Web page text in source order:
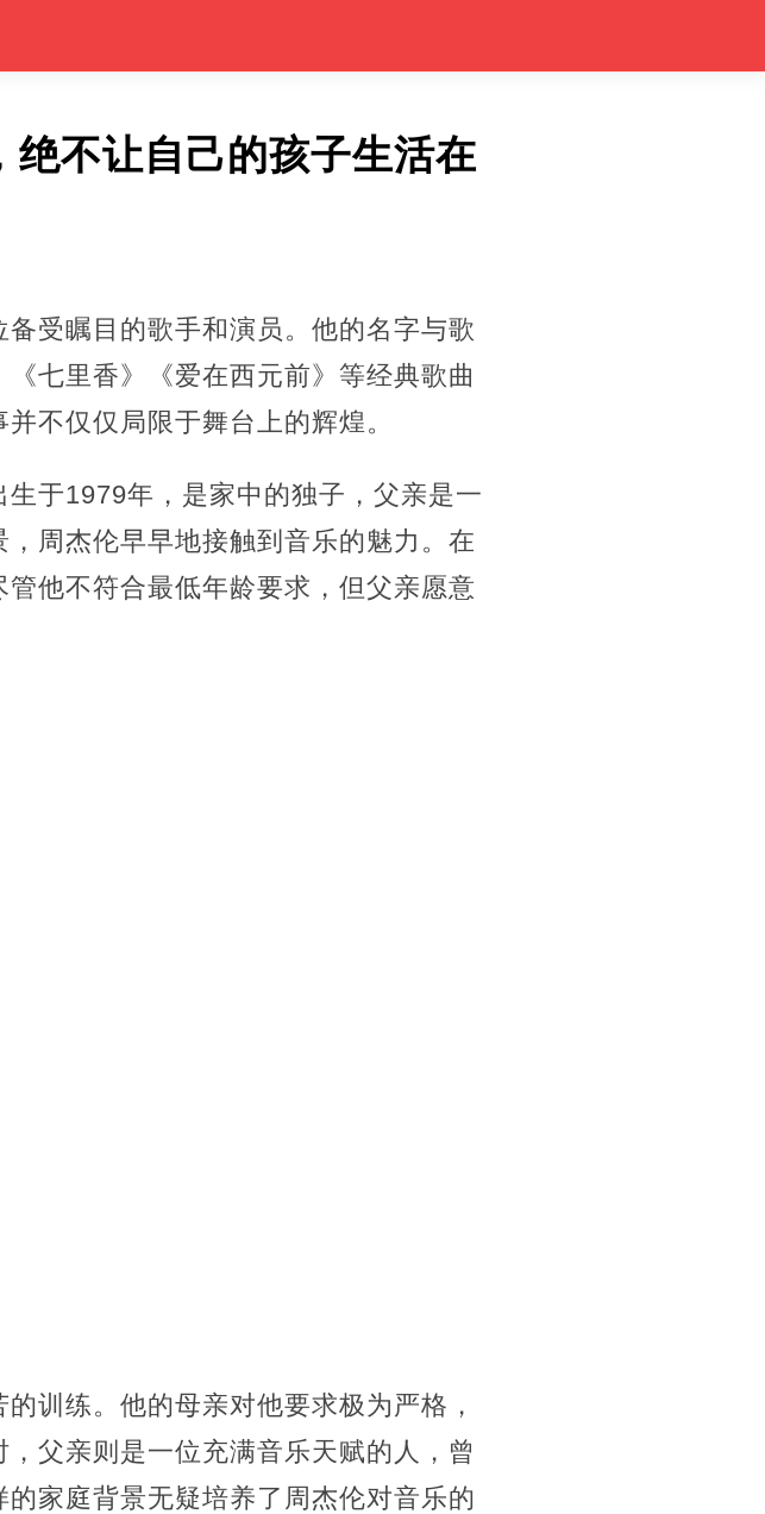
绝不让自己的孩子生活在
受瞩目的歌手和演员。他的名字与歌
七里香》《爱在西元前》等经典歌曲
不仅仅局限于舞台上的辉煌。
于1979年，是家中的独子，父亲是一
，周杰伦早早地接触到音乐的魅力。在
他不符合最低年龄要求，但父亲愿意
训练。他的母亲对他要求极为严格，
父亲则是一位充满音乐天赋的人，曾
家庭背景无疑培养了周杰伦对音乐的